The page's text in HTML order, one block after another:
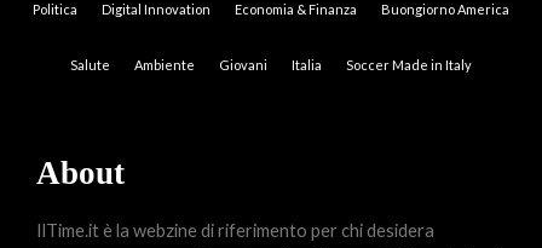
Politica Digital Innovation Economia & Finanza Buongiorno America
Salute Ambiente Giovani Italia Soccer Made in Italy
About
IlTime.it è la webzine di riferimento per chi desidera